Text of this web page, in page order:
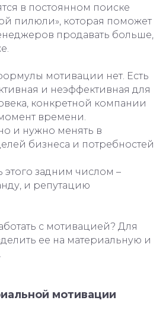
в постоянном поиске
пилюли», которая поможет
продавать больше,
мотивации нет. Есть
и неэффективная для
конкретной компании
времени.
и нужно менять в
бизнеса и потребностей
этого задним числом –
и репутацию
с мотивацией? Для
ее на материальную и
мотивации